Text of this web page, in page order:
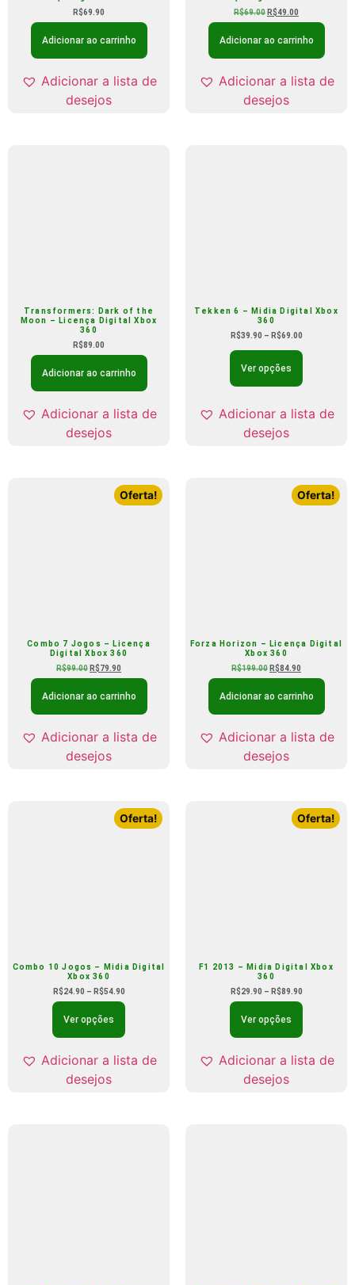
R$69.90
Adicionar ao carrinho
Adicionar a lista de
desejos
R$69.00 R$49.00
Adicionar ao carrinho
Adicionar a lista de
desejos
Transformers: Dark of the
Moon – Licença Digital Xbox
360
R$89.00
Adicionar ao carrinho
Adicionar a lista de
desejos
Tekken 6 – Midia Digital Xbox
360
R$39.90 – R$69.00
Ver opções
Adicionar a lista de
desejos
Oferta!
Combo 7 Jogos – Licença
Digital Xbox 360
R$99.00 R$79.90
Adicionar ao carrinho
Adicionar a lista de
desejos
Oferta!
Forza Horizon – Licença Digital
Xbox 360
R$199.00 R$84.90
Adicionar ao carrinho
Adicionar a lista de
desejos
Oferta!
Combo 10 Jogos – Midia Digital
Xbox 360
R$24.90 – R$54.90
Ver opções
Adicionar a lista de
desejos
Oferta!
F1 2013 – Midia Digital Xbox
360
R$29.90 – R$89.90
Ver opções
Adicionar a lista de
desejos